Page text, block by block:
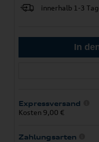
innerhalb 1-3
Expressversand
Kosten 9,00 €
Zahlungsarten